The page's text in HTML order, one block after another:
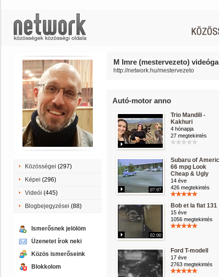
Közösségei (297)
Képei (296)
Videói (445)
Blogbejegyzései (88)
Ismerősnek jelölöm
Üzenetet írok neki
Közös ismerőseink
Blokkolom
M Imre (mestervezeto)
http://network.hu/mestervezeto
Autó-motor anno
Trio Mandili -
Kakhuri
4 hónapja
27 megtekintés
07:07
Subaru of
66 mpg Look
Cheap & Ugly
14 éve
426 megtekintés
02:00
Bob et la fiat 131
15 éve
1056 megtekintés
Ford T-modell
17 éve
2763 megtekintés